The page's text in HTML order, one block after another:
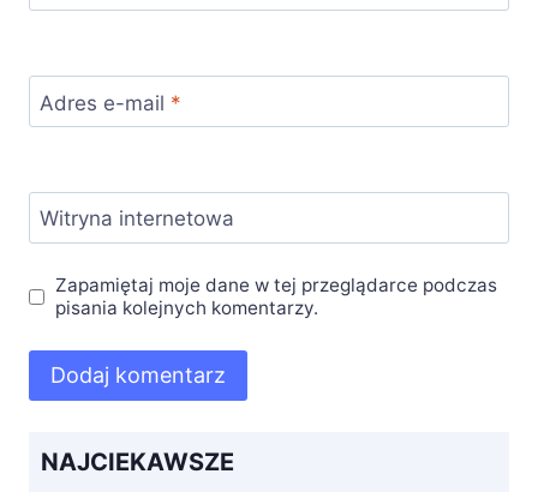
Adres e-mail *
Witryna internetowa
Zapamiętaj moje dane w tej przeglądarce podczas
pisania kolejnych komentarzy.
NAJCIEKAWSZE